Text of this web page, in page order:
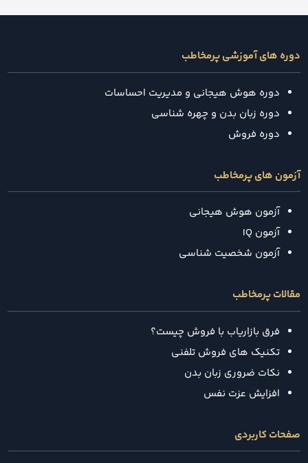
دوره های آموزشی پرمخاطب
دوره هوش هیجانی و مدیریت احساسات
دوره زبان بدن و چهره شناسی
دوره فروش
آزمون های پرمخاطب
آزمون هوش هیجانی
آزمون IQ
آزمون شخصیت شناسی
مقالات پرمخاطب
فرق بازاریاب با فروش چیست؟
تکنیک‌ های فروش تلفنی
نکات ضروری زبان بدن
افزایش عزت نفس
صفحات کاربردی